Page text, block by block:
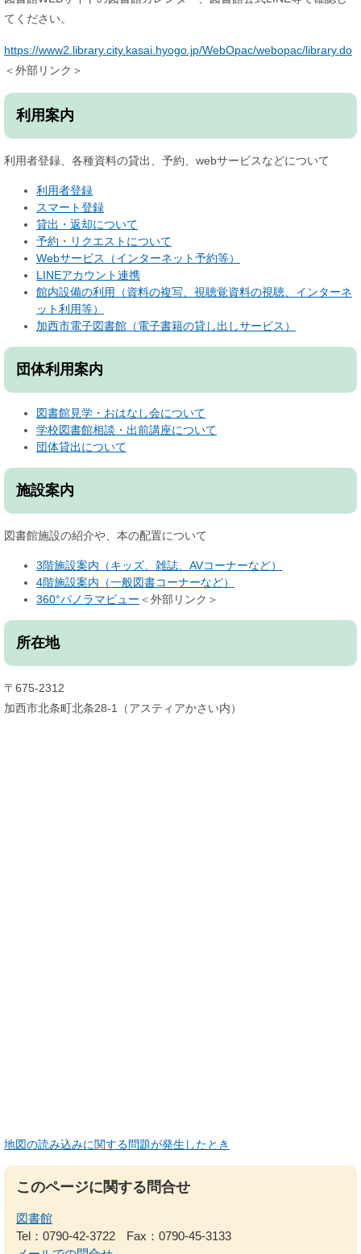
てください。
https://www2.library.city.kasai.hyogo.jp/WebOpac/webopac/library.do
＜外部リンク＞
利用案内
利用者登録、各種資料の貸出、予約、webサービスなどについて
利用者登録
スマート登録
貸出・返却について
予約・リクエストについて
Webサービス（インターネット予約等）
LINEアカウント連携
館内設備の利用（資料の複写、視聴覚資料の視聴、インターネ
ット利用等）
加西市電子図書館（電子書籍の貸し出しサービス）
団体利用案内
図書館見学・おはなし会について
学校図書館相談・出前講座について
団体貸出について
施設案内
図書館施設の紹介や、本の配置について
3階施設案内（キッズ、雑誌、AVコーナーなど）
4階施設案内（一般図書コーナーなど）
360°パノラマビュー ＜外部リンク＞
所在地
〒675-2312
加西市北条町北条28-1（アスティアかさい内）
地図の読み込みに関する問題が発生したとき
このページに関する問合せ
図書館
Tel：0790-42-3722
Fax：0790-45-3133